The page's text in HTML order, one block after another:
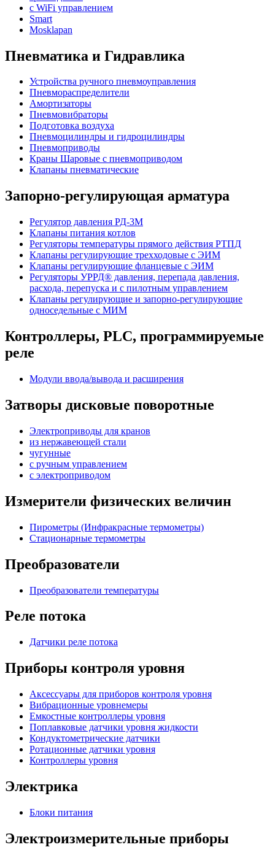
с WiFi управлением
Smart
Mosklapan
Пневматика и Гидравлика
Устройства ручного пневмоуправления
Пневмораспределители
Амортизаторы
Пневмовибраторы
Подготовка воздуха
Пневмоцилиндры и гидроцилиндры
Пневмоприводы
Краны Шаровые с пневмоприводом
Клапаны пневматические
Запорно-регулирующая арматура
Регулятор давления РД-3М
Клапаны питания котлов
Регуляторы температуры прямого действия РТПД
Клапаны регулирующие трехходовые с ЭИМ
Клапаны регулирующие фланцевые с ЭИМ
Регуляторы УРРД® давления, перепада давления,
расхода, перепуска и с пилотным управлением
Клапаны регулирующие и запорно-регулирующие
односедельные с МИМ
Контроллеры, PLС, программируемые
реле
Модули ввода/вывода и расширения
Затворы дисковые поворотные
Электроприводы для кранов
из нержавеющей стали
чугунные
с ручным управлением
c электроприводом
Измерители физических величин
Пирометры (Инфракрасные термометры)
Стационарные термометры
Преобразователи
Преобразователи температуры
Реле потока
Датчики реле потока
Приборы контроля уровня
Аксессуары для приборов контроля уровня
Вибрационные уровнемеры
Емкостные контроллеры уровня
Поплавковые датчики уровня жидкости
Кондуктометрические датчики
Ротационные датчики уровня
Контроллеры уровня
Электрика
Блоки питания
Электроизмерительные приборы